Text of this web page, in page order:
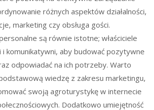
różnych aspektów działalności,
marketing czy obsługa gości.
są równie istotne; właściciele
komunikatywni, aby budować pozytywne
odpowiadać na ich potrzeby. Warto
wiedzę z zakresu marketingu,
swoją agroturystykę w internecie
Dodatkowo umiejętność